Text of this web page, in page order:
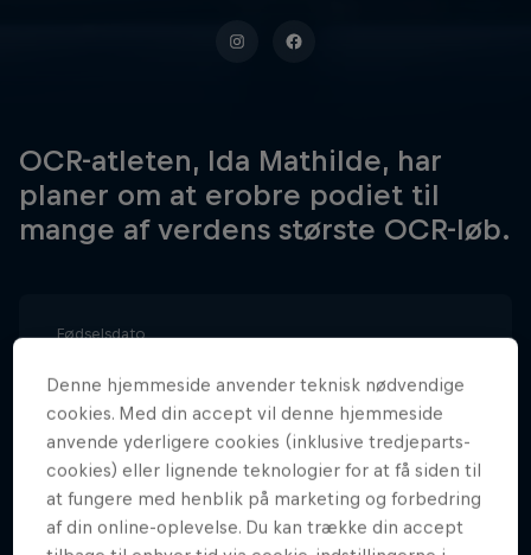
OCR-atleten, Ida Mathilde, har
planer om at erobre podiet til
mange af verdens største OCR-løb.
Fødselsdato
Age
Nationalitet
Denmark
Karrierestart
Denne hjemmeside anvender teknisk nødvendige
cookies. Med din accept vil denne hjemmeside
anvende yderligere cookies (inklusive tredjeparts-
cookies) eller lignende teknologier for at få siden til
at fungere med henblik på marketing og forbedring
af din online-oplevelse. Du kan trække din accept